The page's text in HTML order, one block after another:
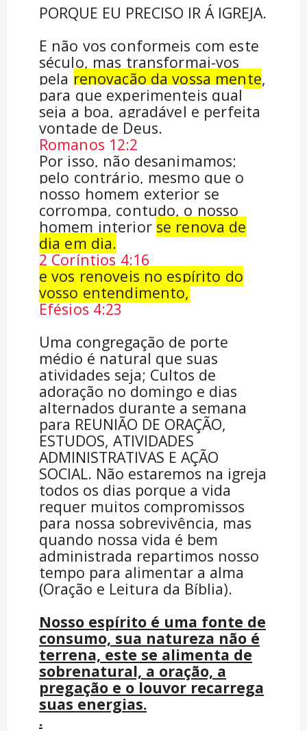
PORQUE EU PRECISO IR Á IGREJA.
E não vos conformeis com este
século, mas transformai-vos
pela renovação da vossa mente,
para que experimenteis qual
seja a boa, agradável e perfeita
vontade de Deus.
Romanos 12:2
Por isso, não desanimamos;
pelo contrário, mesmo que o
nosso homem exterior se
corrompa, contudo, o nosso
homem interior se renova de
dia em dia.
2 Coríntios 4:16
e vos renoveis no espírito do
vosso entendimento,
Efésios 4:23
Uma congregação de porte
médio é natural que suas
atividades seja; Cultos de
adoração no domingo e dias
alternados durante a semana
para REUNIÃO DE ORAÇÃO,
ESTUDOS, ATIVIDADES
ADMINISTRATIVAS E AÇÃO
SOCIAL. Não estaremos na igreja
todos os dias porque a vida
requer muitos compromissos
para nossa sobrevivência, mas
quando nossa vida é bem
administrada repartimos nosso
tempo para alimentar a alma
(Oração e Leitura da Bíblia).
Nosso espírito é uma fonte de
consumo, sua natureza não é
terrena, este se alimenta de
sobrenatural, a oração, a
pregação e o louvor recarrega
suas energias.
.